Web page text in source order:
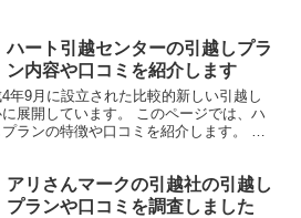
ハート引越センターの引越しプラ
ン内容や口コミを紹介します
年9月に設立された比較的新しい引越し
展開しています。 このページでは、ハ
ランの特徴や口コミを紹介します。 ＞
アリさんマークの引越社の引越し
プランや口コミを調査しました